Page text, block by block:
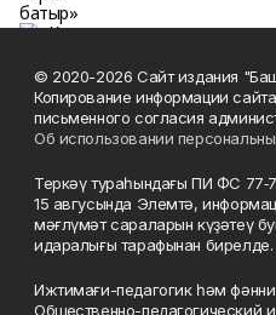
© 2020-2026 Сайт издания
Копирование информации
письменного согласия
Об использовании
Теркәү тураһындағы ПИ ФС
15 авгусында Элемтә,
мәғлүмәт сараларын күҙәтеү
идаралығы тарафынан бирелде.
Ижтимағи-педагогик һәм
Общественно-педагогический